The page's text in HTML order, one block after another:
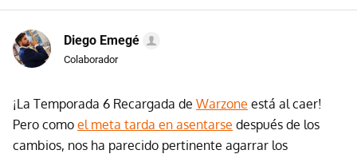
Diego Emegé
Colaborador
¡La Temporada 6 Recargada de Warzone está al caer!
Pero como el meta tarda en asentarse después de los
cambios, nos ha parecido pertinente agarrar los